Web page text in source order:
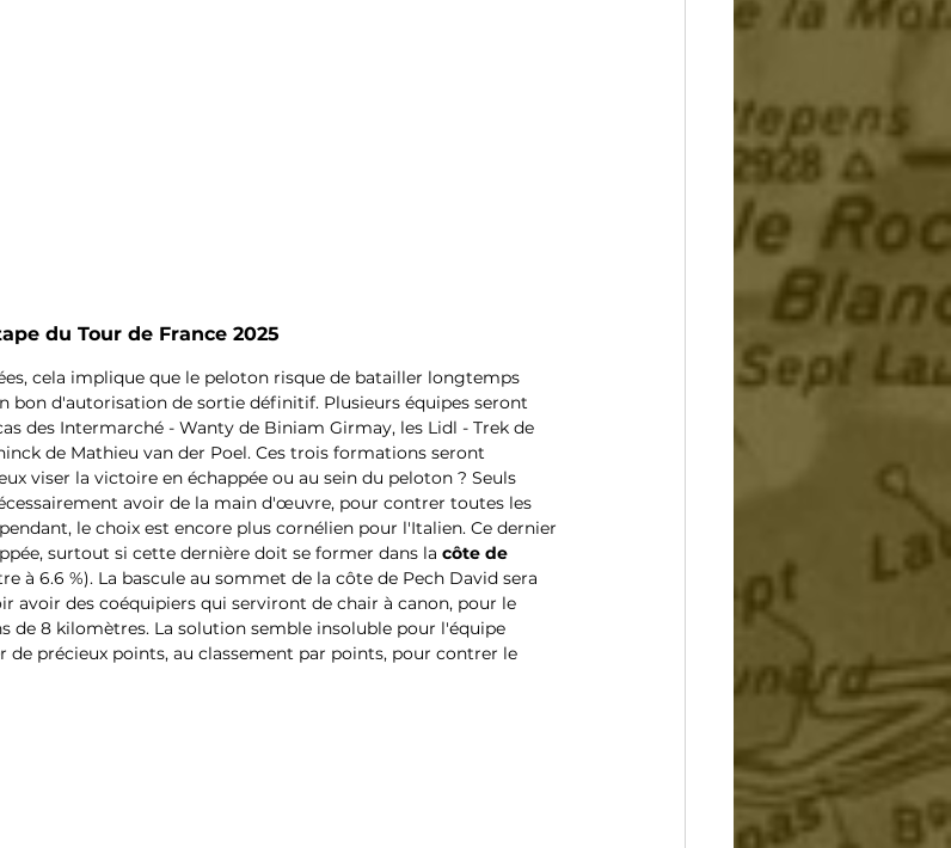
du Tour de France 2025
cela implique que le peloton risque de batailler longtemps
bon d'autorisation de sortie définitif. Plusieurs équipes seront
des Intermarché - Wanty de Biniam Girmay, les Lidl - Trek de
de Mathieu van der Poel. Ces trois formations seront
viser la victoire en échappée ou au sein du peloton ? Seuls
avoir de la main d'œuvre, pour contrer toutes les
le choix est encore plus cornélien pour l'Italien. Ce dernier
surtout si cette dernière doit se former dans la côte de
à 6.6 %). La bascule au sommet de la côte de Pech David sera
avoir des coéquipiers qui serviront de chair à canon, pour le
de 8 kilomètres. La solution semble insoluble pour l'équipe
de précieux points, au classement par points, pour contrer le